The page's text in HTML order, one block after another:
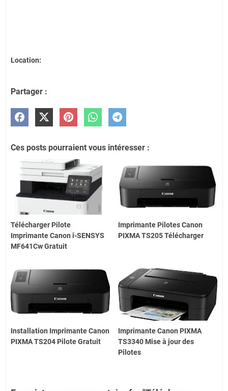
Location:
Partager :
Ces posts pourraient vous intéresser :
Télécharger Pilote
Imprimante Canon i-SENSYS
MF641Cw Gratuit
Imprimante Pilotes Canon
PIXMA TS205 Télécharger
Installation Imprimante Canon
PIXMA TS204 Pilote Gratuit
Imprimante Canon PIXMA
TS3340 Mise à jour des
Pilotes